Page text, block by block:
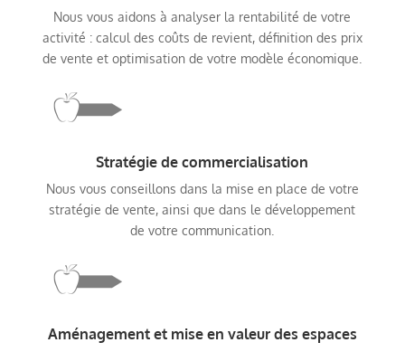
Nous vous aidons à analyser la rentabilité de votre
activité : calcul des coûts de revient, définition des prix
de vente et optimisation de votre modèle économique.
Stratégie de commercialisation
Nous vous conseillons dans la mise en place de votre
stratégie de vente, ainsi que dans le développement
de votre communication.
Aménagement et mise en valeur des espaces